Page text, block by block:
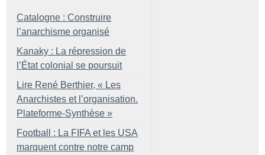
Catalogne : Construire
l’anarchisme organisé
Kanaky : La répression de
l’État colonial se poursuit
Lire René Berthier, « Les
Anarchistes et l’organisation.
Plateforme-Synthèse »
Football : La FIFA et les USA
marquent contre notre camp